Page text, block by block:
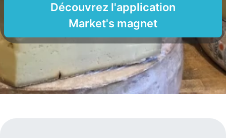
Découvrez l'application
Market's magnet